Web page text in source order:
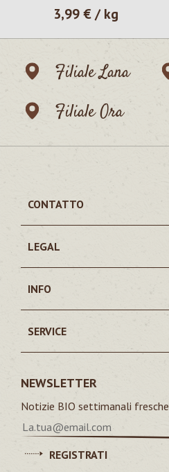
Prezzo normale:
3,99 € / kg
Filiale Lana
Filiale Ora
CONTATTO
LEGAL
INFO
SERVICE
NEWSLETTER
Notizie BIO settimanali fresche
REGISTRATI